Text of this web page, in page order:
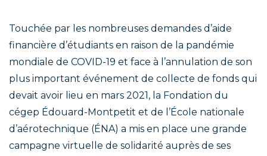
Touchée par les nombreuses demandes d’aide
financière d’étudiants en raison de la pandémie
mondiale de COVID-19 et face à l’annulation de son
plus important événement de collecte de fonds qui
devait avoir lieu en mars 2021, la Fondation du
cégep Édouard-Montpetit et de l’École nationale
d’aérotechnique (ÉNA) a mis en place une grande
campagne virtuelle de solidarité auprès de ses